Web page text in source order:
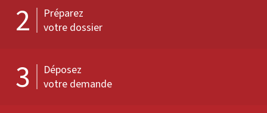
2
Préparez
votre dossier
3
Déposez
votre demande